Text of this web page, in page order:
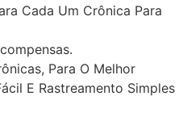
Cada Um Crônica Para
Para O Melhor
E Rastreamento Simples